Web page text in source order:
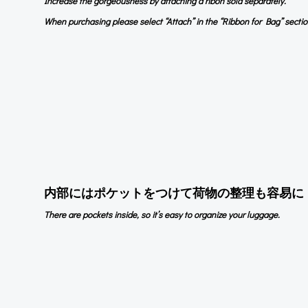
When purchasing please select “Attach” in the “Ribbon for Bag”
内部にはポケットをつけて荷物の整理も容易に
There are pockets inside, so it’s easy to organize your luggage.